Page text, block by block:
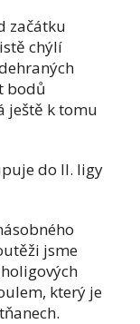
začátku
chýlí
bodů
ještě k tomu
do II. ligy
jsme
který je